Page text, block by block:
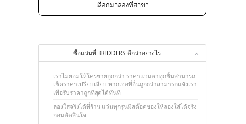
เลือกมาลองที่สาขา
ซื้อแว่นที่ BRIDDERS ดีกว่าอย่างไร
เราไม่ยอมให้ใครขายถูกกว่า ราคาแว่นตาทุกชิ้นสามารถ
เช็คราคาเปรียบเทียบ หากเจอที่อื่นถูกกว่าสามารถแจ้งเรา
เพื่อรับราคาถูกที่สุดได้ทันที
ลองใส่จริงได้ที่ร้าน แว่นทุกรุ่นมีสต๊อคของให้ลองใส่ได้จริง
ก่อนตัดสินใจ